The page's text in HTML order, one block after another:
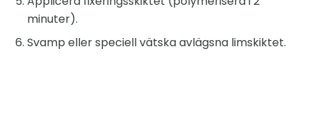
minuter).
Svamp eller speciell vätska avlägsna limskiktet.